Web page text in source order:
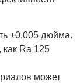
±0,005 дюйма.
как Ra 125
может